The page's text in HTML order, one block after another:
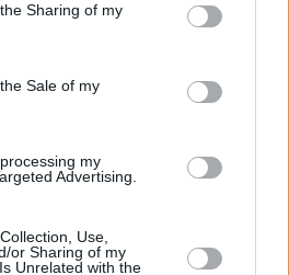
Sharing of my
Sale of my
my
Advertising.
Use,
or Sharing of my
Unrelated with the
zvaigznei Jānim Rugājam lieli